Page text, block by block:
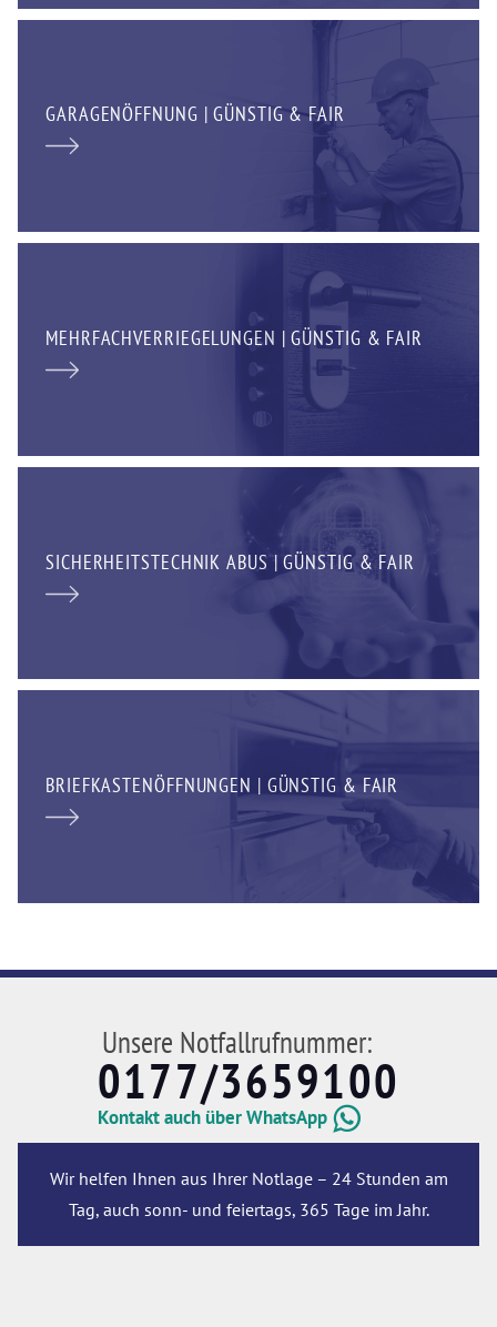
GARAGENÖFFNUNG | GÜNSTIG & FAIR
MEHRFACHVERRIEGELUNGEN | GÜNSTIG & FAIR
SICHERHEITSTECHNIK ABUS | GÜNSTIG & FAIR
BRIEFKASTENÖFFNUNGEN | GÜNSTIG & FAIR
Unsere Notfallrufnummer:
0177/3659100
Kontakt auch über WhatsApp
Wir helfen Ihnen aus Ihrer Notlage – 24 Stunden am
Tag, auch sonn- und feiertags, 365 Tage im Jahr.